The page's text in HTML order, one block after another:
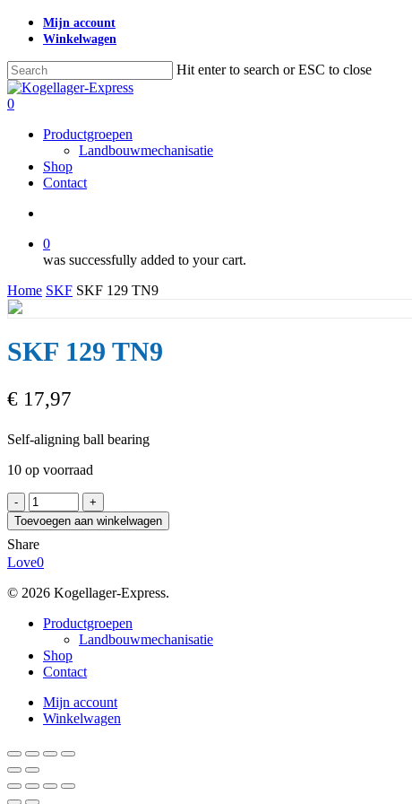
Skip
content
Mijn account
Winkelwagen
Hit enter to search or ESC to close
Close
Search
search
0
Productgroepen
Landbouwmechanisatie
Shop
Contact
0
was successfully added to your cart.
Home SKF SKF 129 TN9
SKF 129 TN9
€ 17,97
Self-aligning ball bearing
10 op voorraad
SKF
129
TN9
aantal
Toevoegen aan winkelwagen
Share
Love0
© 2026 Kogellager-Express.
Close
Productgroepen
Landbouwmechanisatie
Shop
Contact
Mijn account
Winkelwagen